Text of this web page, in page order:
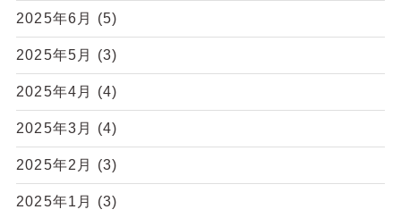
2025年6月 (5)
2025年5月 (3)
2025年4月 (4)
2025年3月 (4)
2025年2月 (3)
2025年1月 (3)